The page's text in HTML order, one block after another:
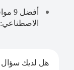
هل لديك سؤال